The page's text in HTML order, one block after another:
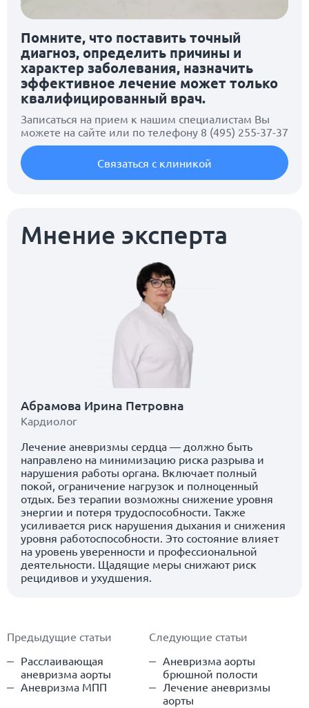
Помните, что поставить точный
диагноз, определить причины и
характер заболевания, назначить
эффективное лечение может только
квалифицированный врач.
Записаться на прием к нашим специалистам Вы
можете на сайте или по телефону 8 (495) 255-37-37
Связаться с клиникой
Мнение эксперта
Абрамова Ирина Петровна
Кардиолог
Лечение аневризмы сердца — должно быть
направлено на минимизацию риска разрыва и
нарушения работы органа. Включает полный
покой, ограничение нагрузок и полноценный
отдых. Без терапии возможны снижение уровня
энергии и потеря трудоспособности. Также
усиливается риск нарушения дыхания и снижения
уровня работоспособности. Это состояние влияет
на уровень уверенности и профессиональной
деятельности. Щадящие меры снижают риск
рецидивов и ухудшения.
Предыдущие статьи
Расслаивающая
аневризма аорты
Аневризма МПП
Следующие статьи
Аневризма аорты
брюшной полости
Лечение аневризмы
аорты